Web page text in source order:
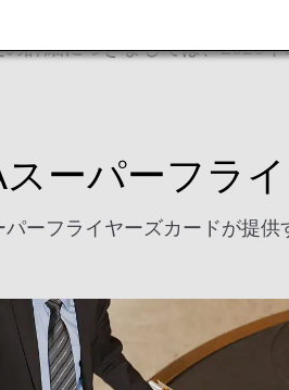
内した内容を再検討することと
の詳細につきましては、2026
ーパーフラ
パーフライヤーズカードが提供